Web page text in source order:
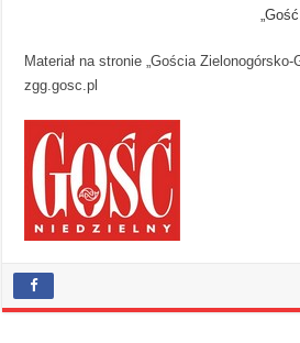
Materiał na stronie „Gościa Zielonogórsko-
zgg.gosc.pl